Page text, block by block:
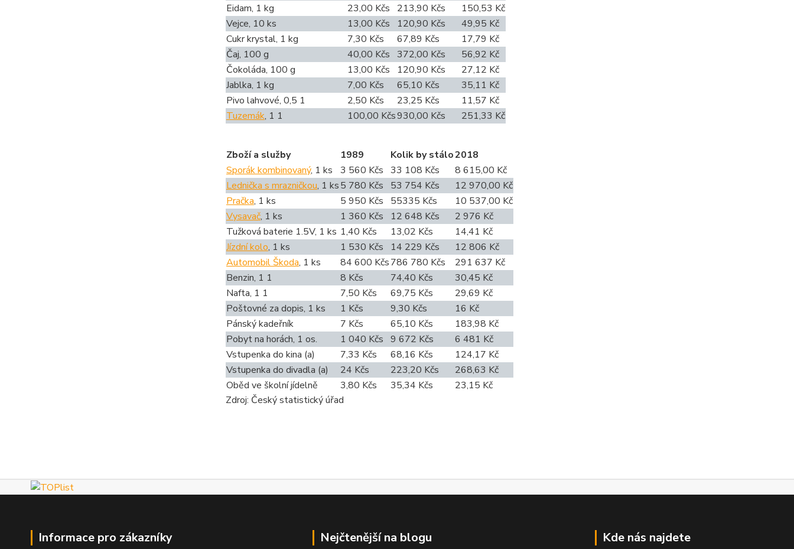
Eidam, 1 kg
23,00 Kčs 213,90 Kčs
150,53 Kč
Vejce, 10 ks
13,00 Kčs 120,90 Kčs
49,95 Kč
Cukr krystal, 1 kg
7,30 Kčs 67,89 Kčs
17,79 Kč
Čaj, 100 g
40,00 Kčs 372,00 Kčs
56,92 Kč
Čokoláda, 100 g
13,00 Kčs 120,90 Kčs
27,12 Kč
Jablka, 1 kg
7,00 Kčs 65,10 Kčs
35,11 Kč
Pivo lahvové, 0,5 1
2,50 Kčs 23,25 Kčs
11,57 Kč
Tuzemák, 1 1 100,00 Kčs930,00 Kčs 251,33 Kč
Zboží a služby 1989 Kolik by stálo2018
Sporák kombinovaný, 1 ks 3 560 Kčs 33 108 Kčs
8 615,00 Kč
Lednička s mrazničkou, 1 ks5 780 Kčs 53 754 Kčs
12 970,00 Kč
Pračka, 1 ks 5 950 Kčs 55335 Kčs
10 537,00 Kč
Vysavač, 1 ks 1 360 Kčs 12 648 Kčs
2 976 Kč
Tužková baterie 1.5V, 1 ks 1,40 Kčs 13,02 Kčs
14,41 Kč
Jízdní kolo, 1 ks 1 530 Kčs 14 229 Kčs
12 806 Kč
Automobil Škoda, 1 ks 84 600 Kčs786 780 Kčs
291 637 Kč
Benzin, 1 1
8 Kčs 74,40 Kčs
30,45 Kč
Nafta, 1 1
7,50 Kčs 69,75 Kčs
29,69 Kč
Poštovné za dopis, 1 ks
1 Kčs 9,30 Kčs
16 Kč
Pánský kadeřník
7 Kčs 65,10 Kčs
183,98 Kč
Pobyt na horách, 1 os.
1 040 Kčs 9 672 Kčs
6 481 Kč
Vstupenka do kina (a)
7,33 Kčs 68,16 Kčs
124,17 Kč
Vstupenka do divadla (a)
24 Kčs 223,20 Kčs
268,63 Kč
Oběd ve školní jídelně
3,80 Kčs 35,34 Kčs
23,15 Kč
Zdroj: Český statistický úřad
Informace pro zákazníky Nejčtenější na blogu Kde nás najdete